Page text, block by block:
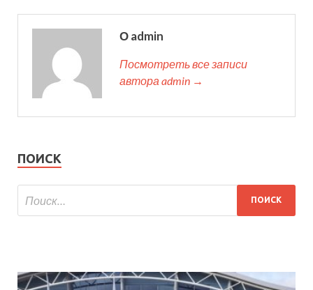
О admin
Посмотреть все записи
автора admin →
ПОИСК